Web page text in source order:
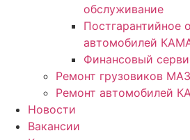
обслуживание
Постгарантийное
автомобилей
Финансовый
Ремонт грузовиков МАЗ
Ремонт автомобилей
Новости
Вакансии